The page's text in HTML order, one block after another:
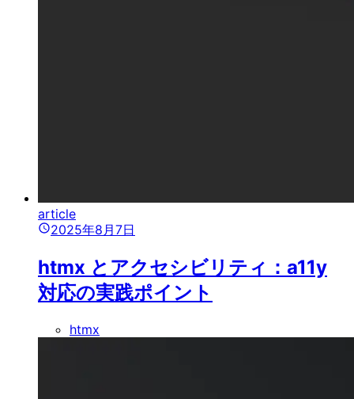
article
2025年8月7日
htmx とアクセシビリティ：a11y
対応の実践ポイント
htmx